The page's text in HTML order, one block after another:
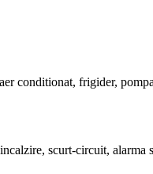
conditionat, frigider,
scurt-circuit, alarma